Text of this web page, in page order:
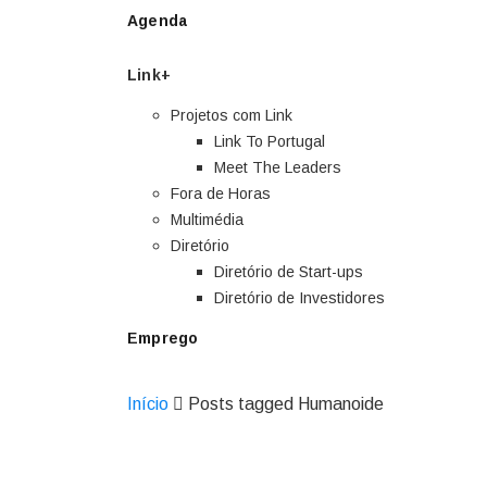
Agenda
Link+
Projetos com Link
Link To Portugal
Meet The Leaders
Fora de Horas
Multimédia
Diretório
Diretório de Start-ups
Diretório de Investidores
Emprego
Início Posts tagged Humanoide